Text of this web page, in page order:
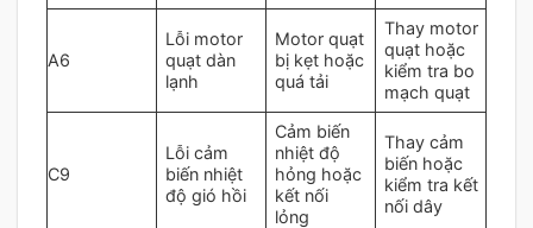
A6
Lỗi motor
quạt dàn
lạnh
Motor quạt
bị kẹt hoặc
quá tải
Thay motor
quạt hoặc
kiểm tra bo
mạch quạt
C9
Lỗi cảm
biến nhiệt
độ gió hồi
Cảm biến
nhiệt độ
hỏng hoặc
kết nối
lỏng
Thay cảm
biến hoặc
kiểm tra kết
nối dây